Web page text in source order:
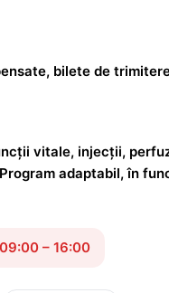
bilete de
vitale, injecții,
adaptabil, în
– 16:00